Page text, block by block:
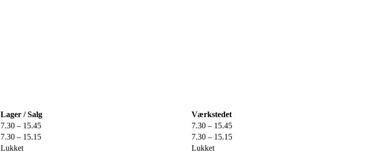
Lager / Salg
Værkstedet
7.30 – 15.45
7.30 – 15.45
7.30 – 15.15
7.30 – 15.15
Lukket Lukket